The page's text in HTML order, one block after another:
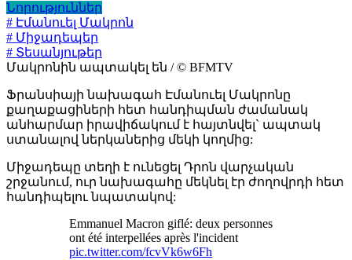
Նորություններ
# Էմանուել Մակրոն
# Միջադեպեր
# Տեսանյութեր
Մակրոնին ապտակել են / © BFMTV
Ֆրանսիայի նախագահ Էմանուել Մակրոնը
քաղաքացիների հետ հանդիպման ժամանակ
անհարմար իրավիճակում է հայտնվել` ապտակ
ստանալով ներկաներից մեկի կողմից:
Միջադեպը տեղի է ունեցել Դրոն վարչական
շրջանում, ուր նախագահը մեկնել էր ժողովրդի հետ
հանդիպելու նպատակով:
Emmanuel Macron giflé: deux personnes
ont été interpellées après l'incident
pic.twitter.com/fcvVk6w6Fh